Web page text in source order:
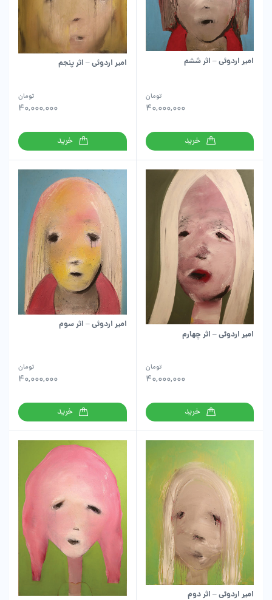
امیر اردوئی – اثر ششم
40,000,000
تومان
خرید
امیر اردوئی – اثر پنجم
40,000,000
تومان
خرید
امیر اردوئی – اثر چهارم
40,000,000
تومان
خرید
امیر اردوئی – اثر سوم
40,000,000
تومان
خرید
امیر اردوئی – اثر دوم